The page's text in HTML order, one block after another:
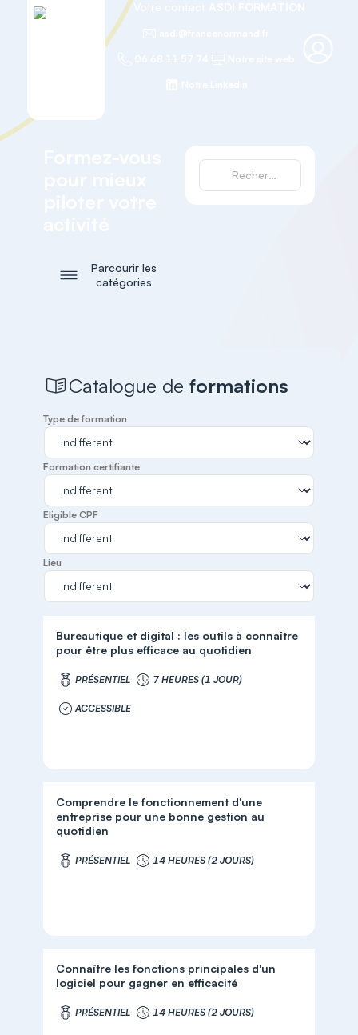
Parcourir les
catégories
Catalogue deformations
Type de formation
Formation certifiante
Eligible CPF
Lieu
Bureautique et digital : les outils à connaître
pour être plus efficace au quotidien
PRÉSENTIEL 7 HEURES (1 JOUR)
ACCESSIBLE
Comprendre le fonctionnement d'une
entreprise pour une bonne gestion au
quotidien
PRÉSENTIEL 14 HEURES (2 JOURS)
Connaître les fonctions principales d'un
logiciel pour gagner en efficacité
PRÉSENTIEL 14 HEURES (2 JOURS)